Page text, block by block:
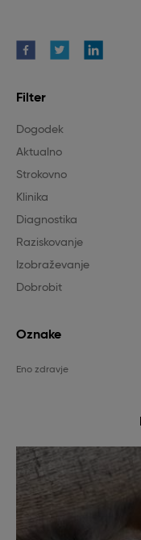
Filter
Dogodek
Aktualno
Strokovno
Klinika
Diagnostika
Raziskovanje
Izobraževanje
Dobrobit
Oznake
Eno zdravje